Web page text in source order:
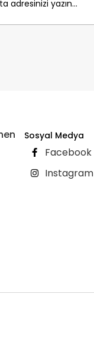
Sosyal Medya
Facebook
Instagram